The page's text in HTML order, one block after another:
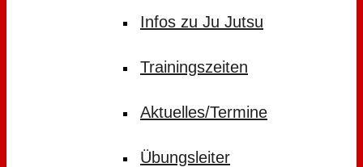
Infos zu Ju Jutsu
Trainingszeiten
Aktuelles/Termine
Übungsleiter